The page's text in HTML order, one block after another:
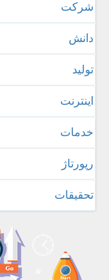
شركت
دانش
تولید
اینترنت
خدمات
رپورتاژ
تحقیقات